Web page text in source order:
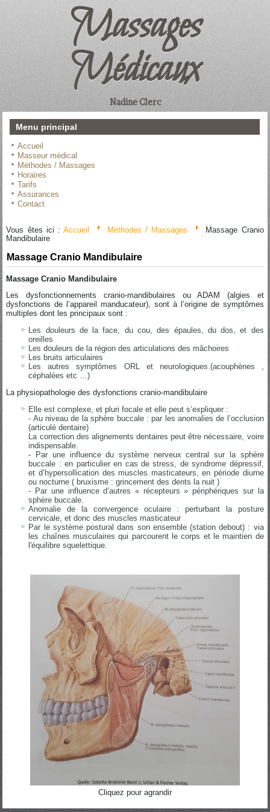
Massages
Médicaux
Nadine Clerc
Menu principal
Accueil
Masseur médical
Méthodes / Massages
Horaires
Tarifs
Assurances
Contact
Vous êtes ici :Accueil Méthodes / Massages
Massage Cranio
Mandibulaire
Massage Cranio Mandibulaire
Massage Cranio Mandibulaire
Les dysfonctionnements cranio-mandibulaires ou ADAM (algies et
dysfonctions de l’appareil manducateur), sont à l’origine de symptômes
multiples dont les principaux sont :
Les douleurs de la face, du cou, des épaules, du dos, et des
oreilles
Les douleurs de la région des articulations des mâchoires
Les bruits articulaires
Les autres symptômes ORL et neurologiques.(acouphènes ,
céphalées etc …)
La physiopathologie des dysfonctions cranio-mandibulaire
Elle est complexe, et pluri focale et elle peut s’expliquer :
- Au niveau de la sphère buccale : par les anomalies de l’occlusion
(articulé dentaire)
La correction des alignements dentaires peut être nécessaire, voire
indispensable.
- Par une influence du système nerveux central sur la sphère
buccale : en particulier en cas de stress, de syndrome dépressif,
et d’hypersollication des muscles masticateurs, en période diurne
ou nocturne ( bruxisme : grincement des dents la nuit )
- Par une influence d’autres « récepteurs » périphériques sur la
sphère buccale.
Anomalie de la convergence oculaire : perturbant la posture
cervicale, et donc des muscles masticateur
Par le système postural dans son ensemble (station debout) : via
les chaînes musculaires qui parcourent le corps et le maintien de
l'équilibre squelettique.
Cliquez pour agrandir